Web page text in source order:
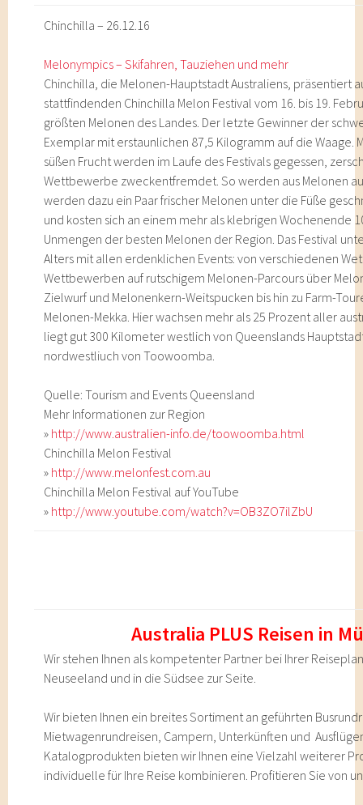
Chinchilla – 26.12.16
Melonympics – Skifahren, Tauziehen und mehr
Chinchilla, die Melonen-Hauptstadt Australiens, präsentiert
stattfindenden Chinchilla Melon Festival vom 16. bis 19.
größten Melonen des Landes. Der letzte Gewinner der
Exemplar mit erstaunlichen 87,5 Kilogramm auf die Waage.
süßen Frucht werden im Laufe des Festivals gegessen,
Wettbewerbe zweckentfremdet. So werden aus Melonen
werden dazu ein Paar frischer Melonen unter die Füße
und kosten sich an einem mehr als klebrigen Wochenende
Unmengen der besten Melonen der Region. Das Festival
Alters mit allen erdenklichen Events: von verschiedenen
Wettbewerben auf rutschigem Melonen-Parcours über
Zielwurf und Melonenkern-Weitspucken bis hin zu Farm-
Melonen-Mekka. Hier wachsen mehr als 25 Prozent aller
liegt gut 300 Kilometer westlich von Queenslands
nordwestliuch von Toowoomba.
Quelle: Tourism and Events Queensland
Mehr Informationen zur Region
» http://www.australien-info.de/toowoomba.html
Chinchilla Melon Festival
» http://www.melonfest.com.au
Chinchilla Melon Festival auf YouTube
» http://www.youtube.com/watch?v=OB3ZO7ilZbU
Australia PLUS Reisen in
Wir stehen Ihnen als kompetenter Partner bei Ihrer
Neuseeland und in die Südsee zur Seite.
Wir bieten Ihnen ein breites Sortiment an geführten
Mietwagenrundreisen, Campern, Unterkünften und
Katalogprodukten bieten wir Ihnen eine Vielzahl weiterer
individuelle für Ihre Reise kombinieren. Profitieren Sie von